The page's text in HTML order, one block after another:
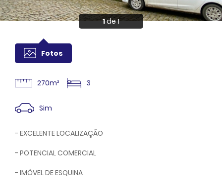
1de 1
Fotos
270m² 3
Sim
- EXCELENTE LOCALIZAÇÃO
- POTENCIAL COMERCIAL
- IMÓVEL DE ESQUINA